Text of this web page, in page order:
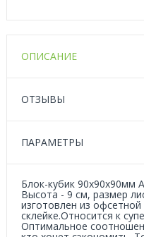
ОПИСАНИЕ
ОТЗЫВЫ
ПАРАМЕТРЫ
Блок-кубик 90x90x90мм
Высота - 9 см, размер
изготовлен из
склейке.Относится к
Оптимальное